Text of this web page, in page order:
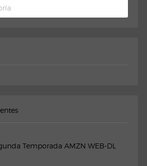
Temporada AMZN WEB-DL